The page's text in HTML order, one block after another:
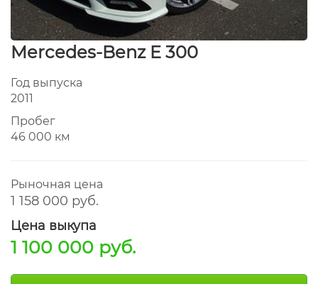
Mercedes-Benz E 300
Год выпуска
2011
Пробег
46 000 км
Рыночная цена
1 158 000 руб.
Цена выкупа
1 100 000 руб.